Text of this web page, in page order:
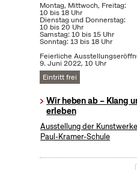
Montag, Mittwoch, Freitag:
10 bis 18 Uhr
Dienstag und Donnerstag:
10 bis 20 Uhr
Samstag: 10 bis 15 Uhr
Sonntag: 13 bis 18 Uhr
Feierliche
9. Juni 2022, 10 Uhr
Eintritt frei
Wir heben ab – Klang
erleben
Ausstellung der
Paul-Kramer-Schule